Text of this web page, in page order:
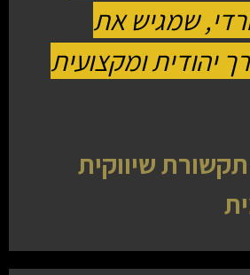
שמגיש את
יהודית ומקצועית
תקשורת שיווקית